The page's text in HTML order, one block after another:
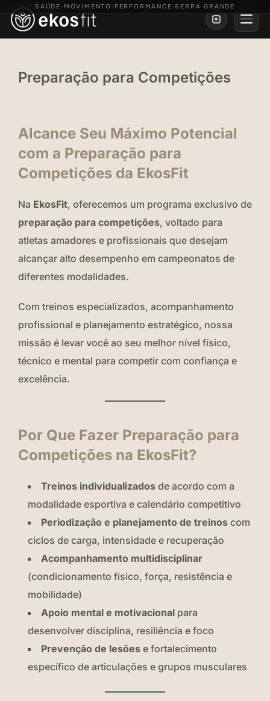
SAÚDE • MOVIMENTO • PERFORMANCE •SERRA GRANDE
Preparação para Competições
Alcance Seu Máximo Potencial
com a Preparação para
Competições da EkosFit
Na EkosFit, oferecemos um programa exclusivo de
preparação para competições, voltado para
atletas amadores e profissionais que desejam
alcançar alto desempenho em campeonatos de
diferentes modalidades.
Com treinos especializados, acompanhamento
profissional e planejamento estratégico, nossa
missão é levar você ao seu melhor nível físico,
técnico e mental para competir com confiança e
excelência.
Por Que Fazer Preparação para
Competições na EkosFit?
Treinos individualizados de acordo com a
modalidade esportiva e calendário competitivo
Periodização e planejamento de treinos com
ciclos de carga, intensidade e recuperação
Acompanhamento multidisciplinar
(condicionamento físico, força, resistência e
mobilidade)
Apoio mental e motivacional para
desenvolver disciplina, resiliência e foco
Prevenção de lesões e fortalecimento
específico de articulações e grupos musculares